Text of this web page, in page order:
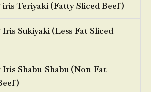
Teriyaki (Fatty Sliced Beef)
Sukiyaki (Less Fat Sliced
Shabu-Shabu (Non-Fat